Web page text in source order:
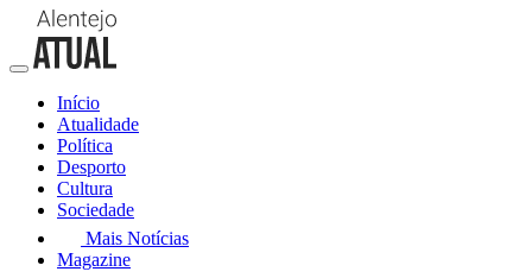
Início
Atualidade
Política
Desporto
Cultura
Sociedade
Mais Notícias
Magazine